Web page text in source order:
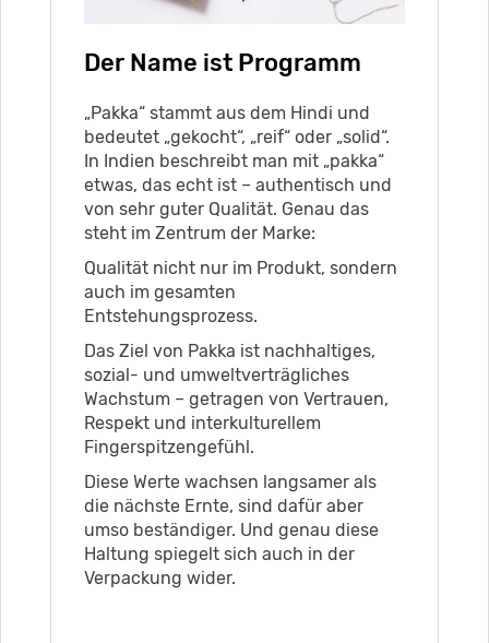
Der Name ist Programm
„Pakka“ stammt aus dem Hindi und
bedeutet „gekocht“, „reif“ oder „solid“.
In Indien beschreibt man mit „pakka“
etwas, das echt ist – authentisch und
von sehr guter Qualität. Genau das
steht im Zentrum der Marke:
Qualität nicht nur im Produkt, sondern
auch im gesamten
Entstehungsprozess.
Das Ziel von Pakka ist nachhaltiges,
sozial- und umweltverträgliches
Wachstum – getragen von Vertrauen,
Respekt und interkulturellem
Fingerspitzengefühl.
Diese Werte wachsen langsamer als
die nächste Ernte, sind dafür aber
umso beständiger. Und genau diese
Haltung spiegelt sich auch in der
Verpackung wider.